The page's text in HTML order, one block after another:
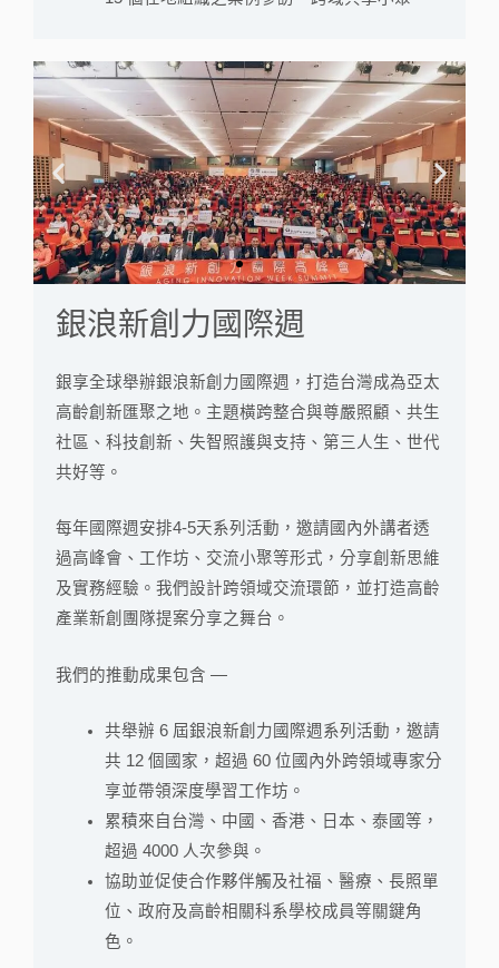
上
一
篇
下
一
篇
銀浪新創力國際週
銀享全球舉辦銀浪新創力國際週，打造台灣成為亞太
高齡創新匯聚之地。主題橫跨整合與尊嚴照顧、共生
社區、科技創新、失智照護與支持、第三人生、世代
共好等。
每年國際週安排4-5天系列活動，邀請國內外講者透
過高峰會、工作坊、交流小聚等形式，分享創新思維
及實務經驗。我們設計跨領域交流環節，並打造高齡
產業新創團隊提案分享之舞台。
我們的推動成果包含 —
共舉辦 6 屆銀浪新創力國際週系列活動，邀請
共 12 個國家，超過 60 位國內外跨領域專家分
享並帶領深度學習工作坊。
累積來自台灣、中國、香港、日本、泰國等，
超過 4000 人次參與。
協助並促使合作夥伴觸及社福、醫療、長照單
位、政府及高齡相關科系學校成員等關鍵角
色。